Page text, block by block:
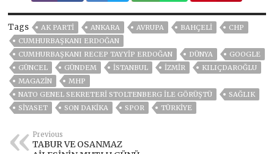
Tags AK PARTİ ANKARA AVRUPA BAHÇELİ
CHP
CUMHURBAŞKANI ERDOĞAN
CUMHURBAŞKANI RECEP TAYYIP ERDOĞAN
DÜNYA
GOOGLE
GÜNCEL
GÜNDEM ISTANBUL İZMIR
KILIÇDAROĞLU
MAGAZİN
MHP
NATO GENEL SEKRETERI STOLTENBERG ILE GÖRÜŞTÜ
SAĞLIK
SİYASET
SON DAKIKA SPOR TÜRKİYE
Previous
TABUR VE OSANMAZ